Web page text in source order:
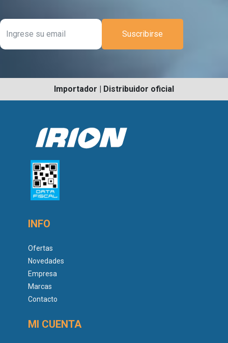
Suscribirse
Importador | Distribuidor oficial
INFO
Ofertas
Novedades
Empresa
Marcas
Contacto
MI CUENTA